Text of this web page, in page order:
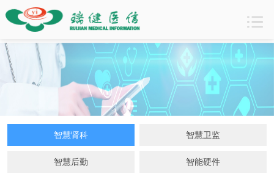
智慧肾科
智慧肾科 智慧卫监
智慧后勤 智能硬件